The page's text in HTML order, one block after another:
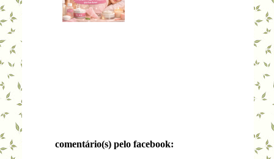
comentário(s) pelo facebook: